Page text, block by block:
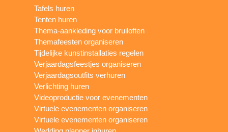
Tafels huren
Tenten huren
Thema-aankleding voor bruiloften
Themafeesten organiseren
Tijdelijke kunstinstallaties regelen
Verjaardagsfeestjes organiseren
Verjaardagsoutfits verhuren
Verlichting huren
Videoproductie voor evenementen
Virtuele evenementen organiseren
Virtuele evenementen organiseren